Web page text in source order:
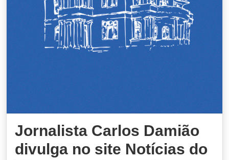
Jornalista Carlos Damião
divulga no site Notícias do